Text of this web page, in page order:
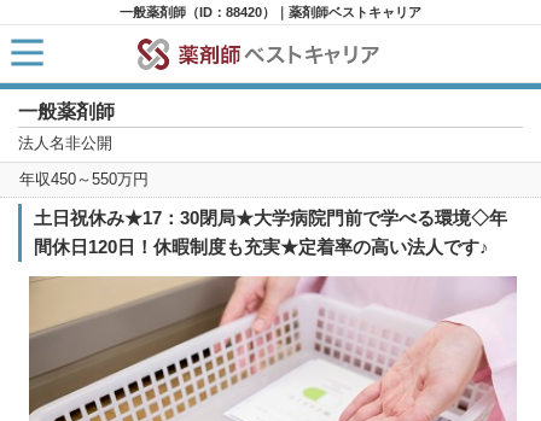
一般薬剤師（ID：88420）｜薬剤師ベストキャリア
一般薬剤師
法人名非公開
年収450～550万円
土日祝休み★17：30閉局★大学病院門前で学べる環境◇年
間休日120日！休暇制度も充実★定着率の高い法人です♪
HOME
求人検索
新着求人
求人ランキング
キャリアアドバイザー紹介
コラム
転職支援サービスに申し込む